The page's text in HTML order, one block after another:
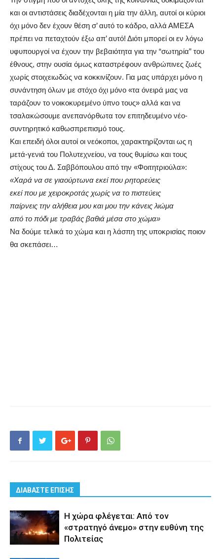
και οι αντιστάσεις διαδέχονται η μία την άλλη, αυτοί οι κύριοι
όχι μόνο δεν έχουν θέση σ’ αυτό το κάδρο, αλλά ΑΜΕΣΑ
πρέπει να πεταχτούν έξω απ’ αυτό! Διότι μπορεί οι εν λόγω
υφυπουργοί να έχουν την βεβαιότητα για την “σωτηρία” του
έθνους, στην ουσία όμως καταστρέφουν ανθρώπινες ζωές
χωρίς στοιχειωδώς να κοκκινίζουν. Για μας υπάρχει μόνο η
συνάντηση όλων με στόχο όχι μόνο «τα όνειρά μας να
ταράζουν το νοικοκυρεμένο ύπνο τους» αλλά και να
τσαλακώσουμε ανεπανόρθωτα τον επιτηδευμένο νέο-
συντηρητικό καθωσπρεπισμό τους.
Και επειδή όλοι αυτοί οι νεόκοποι, χαρακτηρίζονται ως η
μετά-γενιά του Πολυτεχνείου, να τους θυμίσω και τους
στίχους του Δ. Σαββόπουλου από την «Φοιτητριούλα»:
«Χαρά να σε γιαούρτωνα εκεί που ρητορεύεις
εκεί που με χειροκροτάς χωρίς να το πιστεύεις
παίρνεις την αλήθεια μου και μου την κάνεις λιώμα
από το πόδι με τραβάς βαθιά μέσα στο χώμα»
Να δούμε τελικά το χώμα και η λάσπη της υποκρισίας ποιον
θα σκεπάσει…
ΔΙΑΒΑΣΤΕ ΕΠΙΣΗΣ
Η χώρα φλέγεται: Από τον
«στρατηγό άνεμο» στην ευθύνη της
Πολιτείας